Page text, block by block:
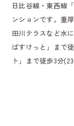
日比谷線・東西線
ンションです。重
田川テラスなど水
ばすけっと」まで
ト」まで徒歩3分